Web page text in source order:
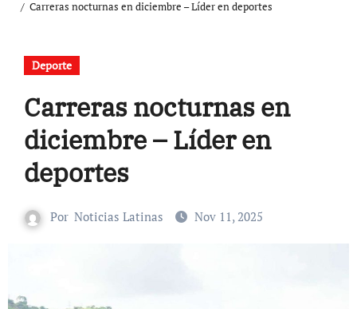
Carreras nocturnas en diciembre – Líder en deportes
Deporte
Carreras nocturnas en
diciembre – Líder en
deportes
Por Noticias Latinas Nov 11, 2025